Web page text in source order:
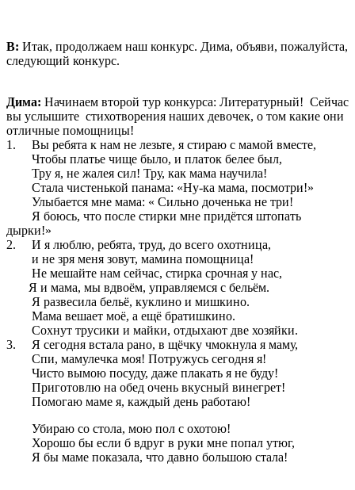
В: Итак, продолжаем наш конкурс. Дима, объяви, пожалуйста,
следующий конкурс.
Дима: Начинаем второй тур конкурса: Литературный! Сейчас
вы услышите стихотворения наших девочек, о том какие они
отличные помощницы!
1. Вы ребята к нам не лезьте, я стираю с мамой вместе,
Чтобы платье чище было, и платок белее был,
Тру я, не жалея сил! Тру, как мама научила!
Стала чистенькой панама: «Ну-ка мама, посмотри!»
Улыбается мне мама: « Сильно доченька не три!
Я боюсь, что после стирки мне придётся штопать
дырки!»
2. И я люблю, ребята, труд, до всего охотница,
и не зря меня зовут, мамина помощница!
Не мешайте нам сейчас, стирка срочная у нас,
Я и мама, мы вдвоём, управляемся с бельём.
Я развесила бельё, куклино и мишкино.
Мама вешает моё, а ещё братишкино.
Сохнут трусики и майки, отдыхают две хозяйки.
3. Я сегодня встала рано, в щёчку чмокнула я маму,
Спи, мамулечка моя! Потружусь сегодня я!
Чисто вымою посуду, даже плакать я не буду!
Приготовлю на обед очень вкусный винегрет!
Помогаю маме я, каждый день работаю!
Убираю со стола, мою пол с охотою!
Хорошо бы если б вдруг в руки мне попал утюг,
Я бы маме показала, что давно большою стала!